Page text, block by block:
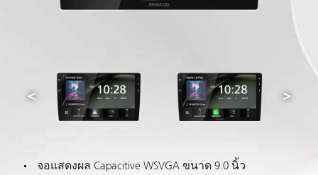
จอแสดงผล Capacitive WSVGA ขนาด 9.0 นิ้ว